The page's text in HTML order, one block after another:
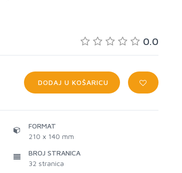
0.0
DODAJ U KOŠARICU
FORMAT
210 x 140 mm
BROJ STRANICA
32 stranica